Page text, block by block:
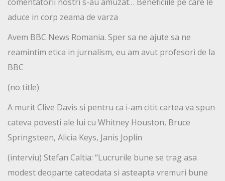
aduce in corp zeama de varza
Avem BBC News Romania. Sper sa ne ajute sa ne
reamintim etica in jurnalism, eu am avut profesori de la
BBC
(no title)
A murit Clive Davis si pentru ca i-am citit cartea va spun
cateva povesti ale lui cu Whitney Houston, Bruce
Springsteen, Alicia Keys, Janis Joplin
(interviu) Stefan Caltia: “Lucrurile bune se trag asa
modest deoparte cateodata si asteapta vremuri bune